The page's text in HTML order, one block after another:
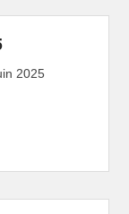
2025